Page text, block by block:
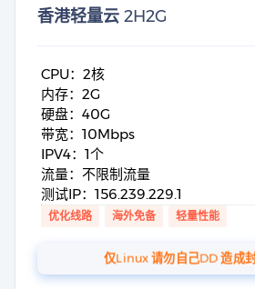
香港轻量云 2H2G
CPU：2核
内存：2G
硬盘：40G
带宽：10Mbps
IPV4：1个
流量：不限制流量
测试IP：156.239.229.1
优化线路 海外免备 轻量性能
仅Linux 请勿自己DD 造成